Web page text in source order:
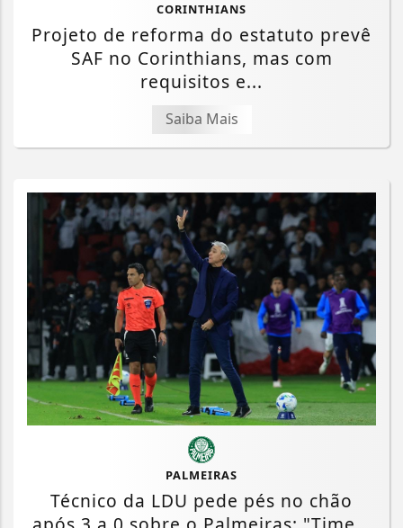
CORINTHIANS
Projeto de reforma do estatuto prevê
SAF no Corinthians, mas com
requisitos e...
Saiba Mais
PALMEIRAS
Técnico da LDU pede pés no chão